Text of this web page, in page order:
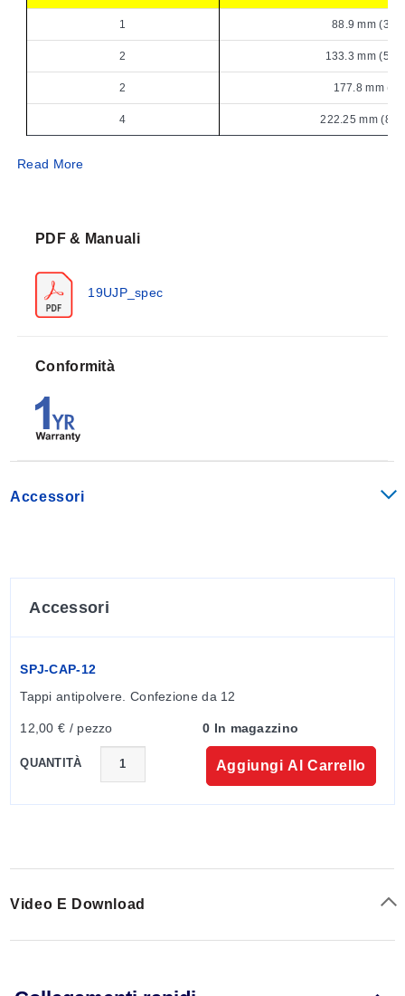
1 88.9 mm (3.5')
2 133.3 mm
2 177.8 mm (7')
4 222.25 mm (8
19UJP2-20-(*)
19UJP4-40-(*)
19UJP3-30-(*)-OSW-MTR 30
19UJP4-40-(*)-OSW-MTR
*Inserire il codice di calibrazione nel codice modello: J, K, T, E, R, S o U.
Read More
PDF & Manuali
19UJP_spec
Conformità
Accessori
Accessori
SPJ-CAP-12
Tappi antipolvere. Confezione da 12
12,00 € / pezzo 0 In magazzino
QUANTITÀ Aggiungi Al Carrello
Video E Download